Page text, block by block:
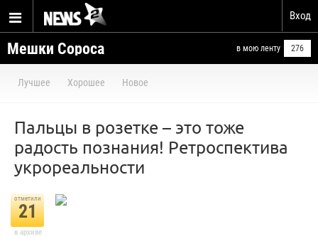
Вход
Мешки Сороса в мою ленту 276
Лучшее Хорошее Новое
Пальцы в розетке – это тоже
радость познания! Ретроспектива
укрореальности
отметили
21
в архиве